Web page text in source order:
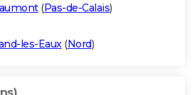
(Pas-de-Calais)
les-Eaux(Nord)